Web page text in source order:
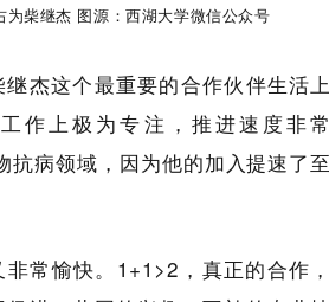
为柴继杰 图源：西湖大学微信公众号
杰这个最重要的合作伙伴生活
作上极为专注，推进速度非
抗病领域，因为他的加入提速了
常愉快。1+1>2，真正的合作